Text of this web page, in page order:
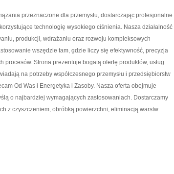
przeznaczone dla przemysłu, dostarczając profesjonalne
technologię wysokiego ciśnienia. Nasza działalność
produkcji, wdrażaniu oraz rozwoju kompleksowych
wszędzie tam, gdzie liczy się efektywność, precyzja
procesów. Strona prezentuje bogatą ofertę produktów, usług
na potrzeby współczesnego przemysłu i przedsiębiorstw
Od Was i Energetyka i Zasoby. Nasza oferta obejmuje
o najbardziej wymagających zastosowaniach. Dostarczamy
z czyszczeniem, obróbką powierzchni, eliminacją warstw